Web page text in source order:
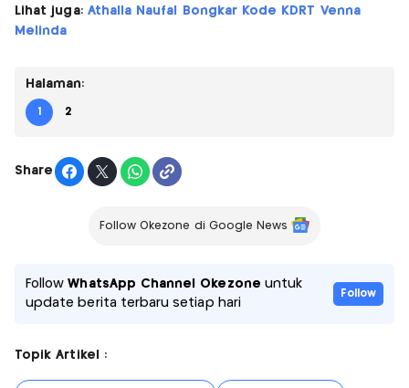
Lihat juga: Athalla Naufal Bongkar Kode KDRT Venna
Melinda
Halaman:
1 2
Share
Follow Okezone di Google News
FollowWhatsApp Channel Okezone untuk
update berita terbaru setiap hari
Follow
Topik Artikel :